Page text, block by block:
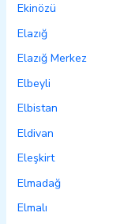
Ekinözü
Elazığ
Elazığ Merkez
Elbeyli
Elbistan
Eldivan
Eleşkirt
Elmadağ
Elmalı